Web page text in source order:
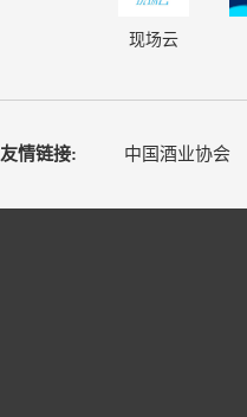
现场云
友情链接: 中国酒业协会